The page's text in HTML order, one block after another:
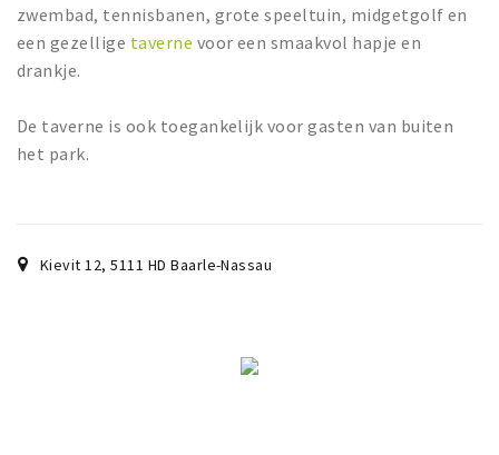
Activité
Piste cyclable
Nature
zwembad, tennisbanen, grote speeltuin, midgetgolf en
een gezellige taverne voor een smaakvol hapje en
drankje.
De taverne is ook toegankelijk voor gasten van buiten
het park.
Kievit 12,5111 HD Baarle-Nassau